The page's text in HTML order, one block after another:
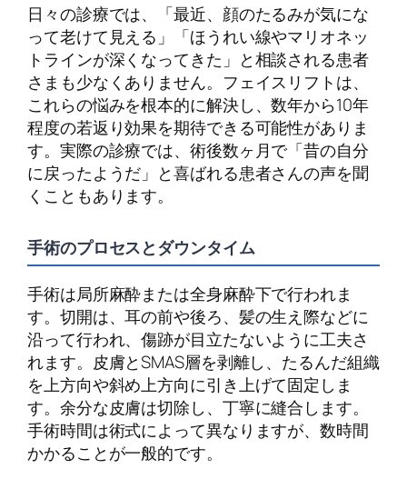
日々の診療では、「最近、顔のたるみが気にな
って老けて見える」「ほうれい線やマリオネッ
トラインが深くなってきた」と相談される患者
さまも少なくありません。フェイスリフトは、
これらの悩みを根本的に解決し、数年から10年
程度の若返り効果を期待できる可能性がありま
す。実際の診療では、術後数ヶ月で「昔の自分
に戻ったようだ」と喜ばれる患者さんの声を聞
くこともあります。
手術のプロセスとダウンタイム
手術は局所麻酔または全身麻酔下で行われま
す。切開は、耳の前や後ろ、髪の生え際などに
沿って行われ、傷跡が目立たないように工夫さ
れます。皮膚とSMAS層を剥離し、たるんだ組織
を上方向や斜め上方向に引き上げて固定しま
す。余分な皮膚は切除し、丁寧に縫合します。
手術時間は術式によって異なりますが、数時間
かかることが一般的です。